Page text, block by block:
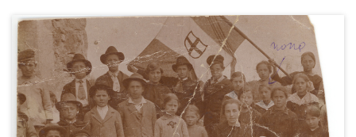
La stampa misura 14,5 x10 cm.